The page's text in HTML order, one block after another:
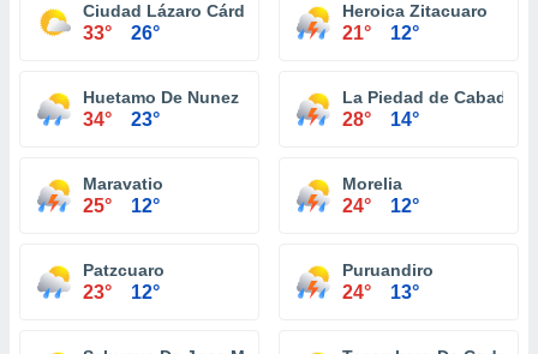
Ciudad Lázaro Cárdenas
33° 26°
Heroica Zitacuaro
21° 12°
Huetamo De Nunez
34° 23°
La Piedad de Cabadas
28° 14°
Maravatio
25° 12°
Morelia
24° 12°
Patzcuaro
23° 12°
Puruandiro
24° 13°